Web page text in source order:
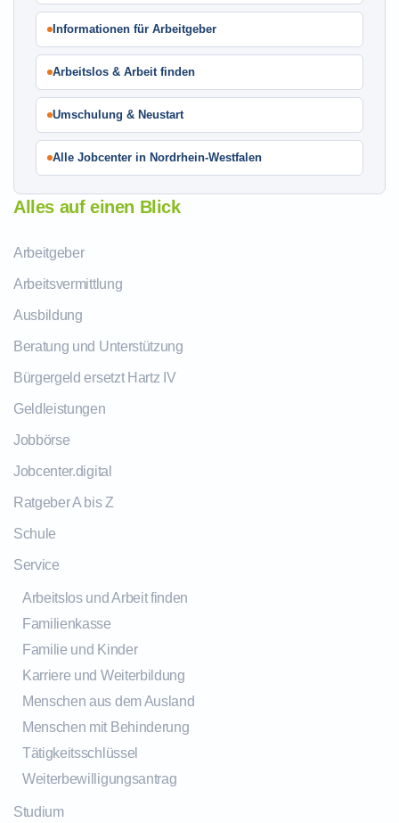
Informationen für Arbeitgeber
Arbeitslos & Arbeit finden
Umschulung & Neustart
Alle Jobcenter in Nordrhein-Westfalen
Alles auf einen Blick
Arbeitgeber
Arbeitsvermittlung
Ausbildung
Beratung und Unterstützung
Bürgergeld ersetzt Hartz IV
Geldleistungen
Jobbörse
Jobcenter.digital
Ratgeber A bis Z
Schule
Service
Arbeitslos und Arbeit finden
Familienkasse
Familie und Kinder
Karriere und Weiterbildung
Menschen aus dem Ausland
Menschen mit Behinderung
Tätigkeitsschlüssel
Weiterbewilligungsantrag
Studium